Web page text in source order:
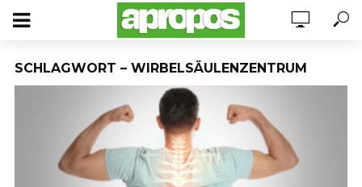
SCHLAGWORT – WIRBELSÄULENZENTRUM